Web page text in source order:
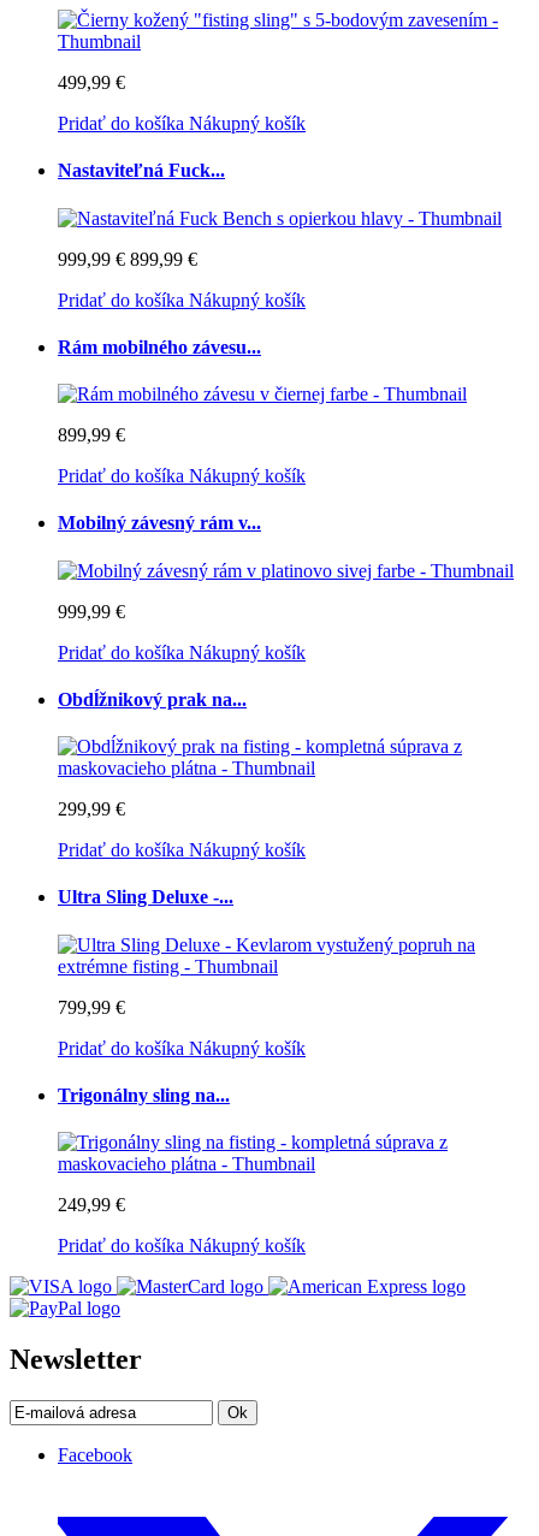
499,99 €
Pridať do košíka Nákupný košík
Nastaviteľná Fuck...
999,99 € 899,99 €
Pridať do košíka Nákupný košík
Rám mobilného závesu...
899,99 €
Pridať do košíka Nákupný košík
Mobilný závesný rám v...
999,99 €
Pridať do košíka Nákupný košík
Obdĺžnikový prak na...
299,99 €
Pridať do košíka Nákupný košík
Ultra Sling Deluxe -...
799,99 €
Pridať do košíka Nákupný košík
Trigonálny sling na...
249,99 €
Pridať do košíka Nákupný košík
Newsletter
Ok
Facebook